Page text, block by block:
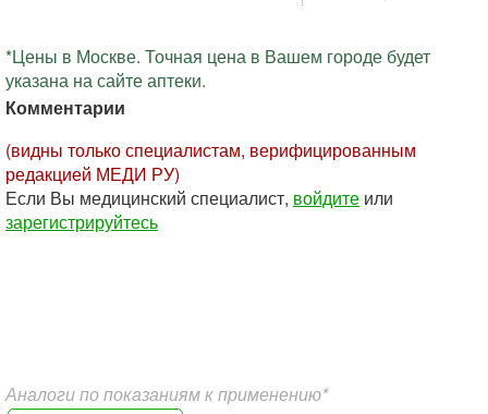
*Цены в Москве. Точная цена в Вашем городе будет
указана на сайте аптеки.
Комментарии
(видны только специалистам, верифицированным
редакцией МЕДИ РУ)
Если Вы медицинский специалист, войдите или
зарегистрируйтесь
Аналоги по показаниям к применению*